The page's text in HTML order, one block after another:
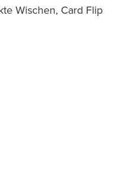
Wischen, Card Flip